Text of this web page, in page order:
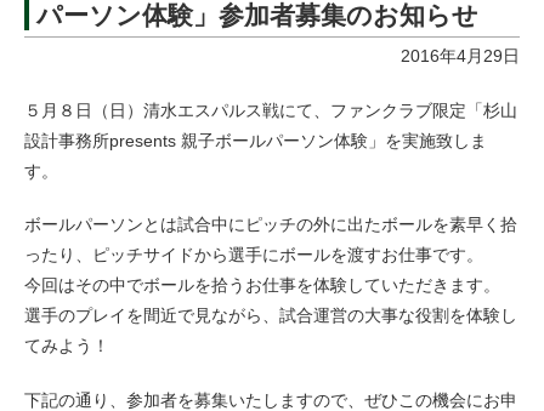
パーソン体験」参加者募集のお知らせ
2016年4月29日
５月８日（日）清水エスパルス戦にて、ファンクラブ限定「杉山
設計事務所presents 親子ボールパーソン体験」を実施致しま
す。
ボールパーソンとは試合中にピッチの外に出たボールを素早く拾
ったり、ピッチサイドから選手にボールを渡すお仕事です。
今回はその中でボールを拾うお仕事を体験していただきます。
選手のプレイを間近で見ながら、試合運営の大事な役割を体験し
てみよう！
下記の通り、参加者を募集いたしますので、ぜひこの機会にお申